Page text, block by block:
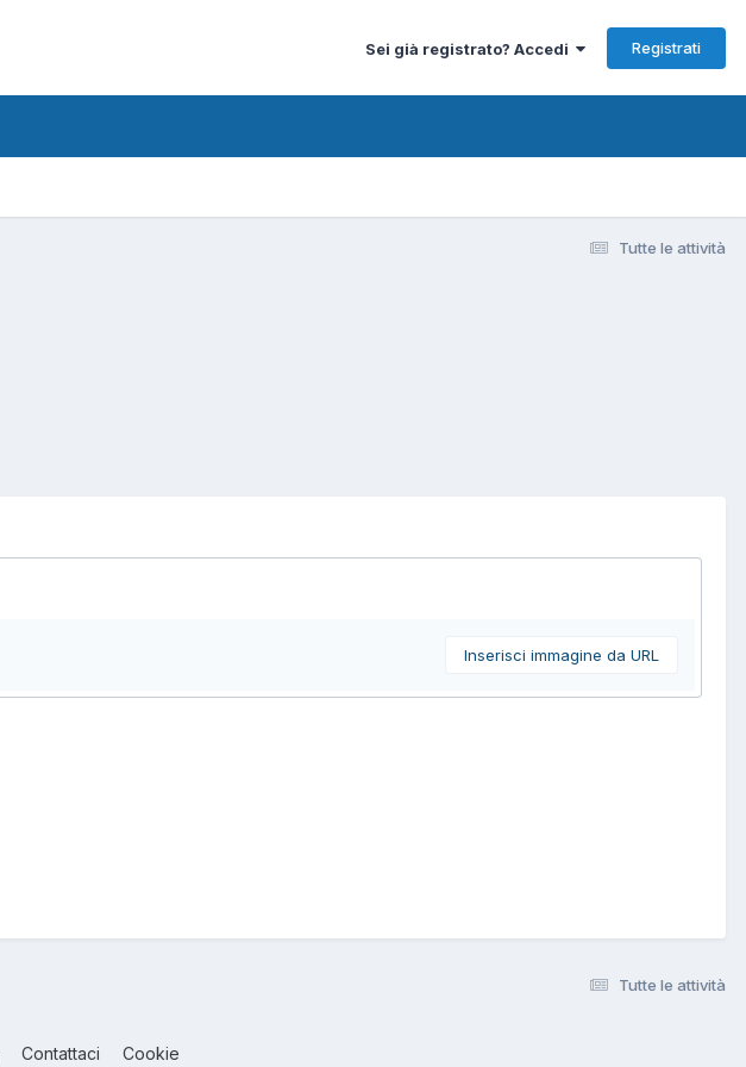
Sei già registrato? Accedi Registrati
Tutte le attività
Inserisci immagine da URL
Tutte le attività
Contattaci Cookie